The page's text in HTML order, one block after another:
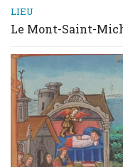
LIEU
Le Mont-Saint-